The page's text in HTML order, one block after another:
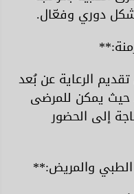
دوري وفعّال.
الرعاية عن بُعد
حيث يمكن للمرضى
إلى الحضور